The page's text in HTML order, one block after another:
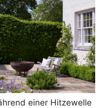
einer Hitzewelle